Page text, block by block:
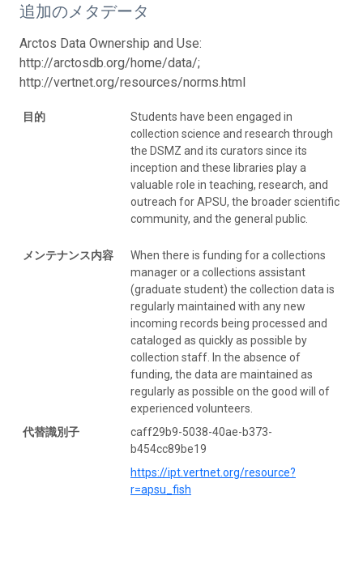
追加のメタデータ
Arctos Data Ownership and Use:
http://arctosdb.org/home/data/;
http://vertnet.org/resources/norms.html
目的
Students have been engaged in
collection science and research through
the DSMZ and its curators since its
inception and these libraries play a
valuable role in teaching, research, and
outreach for APSU, the broader scientific
community, and the general public.
メンテナンス内容
When there is funding for a collections
manager or a collections assistant
(graduate student) the collection data is
regularly maintained with any new
incoming records being processed and
cataloged as quickly as possible by
collection staff. In the absence of
funding, the data are maintained as
regularly as possible on the good will of
experienced volunteers.
代替識別子
caff29b9-5038-40ae-b373-
b454cc89be19
https://ipt.vertnet.org/resource?
r=apsu_fish